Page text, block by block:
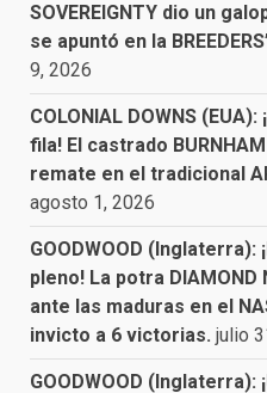
SOVEREIGNTY dio un
se apuntó en la
9, 2026
COLONIAL DOWNS
fila! El castrado
remate en el tradicional
agosto 1, 2026
GOODWOOD (Inglaterra):
pleno! La potra DIAMOND
ante las maduras en el
invicto a 6 victorias. julio
GOODWOOD (Inglaterra):